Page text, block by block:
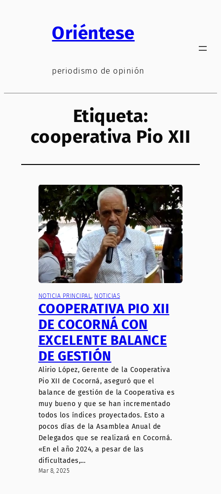
Oriéntese
periodismo de opinión
Etiqueta:
cooperativa Pio XII
NOTICIA PRINCIPAL, NOTICIAS
COOPERATIVA PIO XII
DE COCORNÁ CON
EXCELENTE BALANCE
DE GESTIÓN
Alirio López, Gerente de la Cooperativa
Pio XII de Cocorná, aseguró que el
balance de gestión de la Cooperativa es
muy bueno y que se han incrementado
todos los índices proyectados. Esto a
pocos días de la Asamblea Anual de
Delegados que se realizará en Cocorná.
«En el año 2024, a pesar de las
dificultades,…
Mar 8, 2025